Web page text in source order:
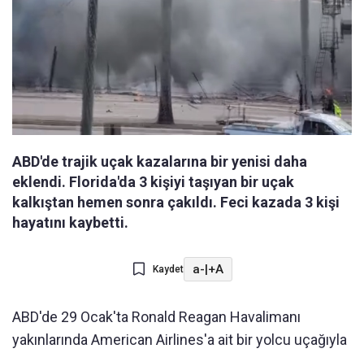
ABD'de trajik uçak kazalarına bir yenisi daha
eklendi. Florida'da 3 kişiyi taşıyan bir uçak
kalkıştan hemen sonra çakıldı. Feci kazada 3 kişi
hayatını kaybetti.
Kaydet a-|+A
ABD'de 29 Ocak'ta Ronald Reagan Havalimanı
yakınlarında American Airlines'a ait bir yolcu uçağıyla